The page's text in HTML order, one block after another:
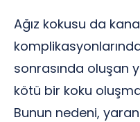
Ağız kokusu da
sonrasında oluşan
kötü bir koku
Bunun nedeni,